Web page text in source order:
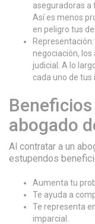
aseguradoras a
Así es menos
en peligro tus
negociación,
judicial. A lo
cada uno de tus
abogado
Al contratar a un
estupendos
Aumenta tu
Te ayuda a
Te representa
imparcial.